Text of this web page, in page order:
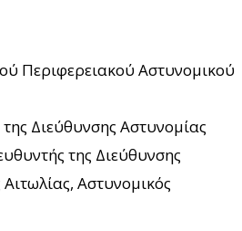
Περιφερειακού Αστυνομικού
Διεύθυνσης Αστυνομίας
της Διεύθυνσης
Αστυνομικός